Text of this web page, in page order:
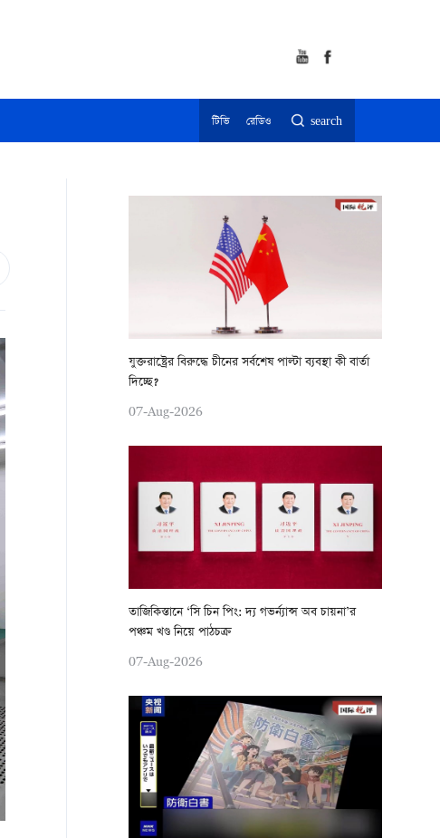
টিভি রেডিও search
যুক্তরাষ্ট্রের বিরুদ্ধে চীনের সর্বশেষ পাল্টা ব্যবস্থা কী বার্তা
দিচ্ছে?
07-Aug-2026
তাজিকিস্তানে ‘সি চিন পিং: দ্য গভর্ন্যান্স অব চায়না’র
পঞ্চম খণ্ড নিয়ে পাঠচক্র
07-Aug-2026